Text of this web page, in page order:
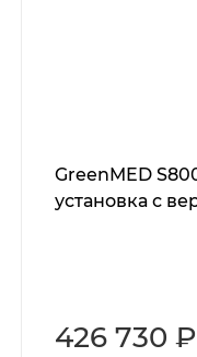
GreenMED
установка с
426 730 ₽